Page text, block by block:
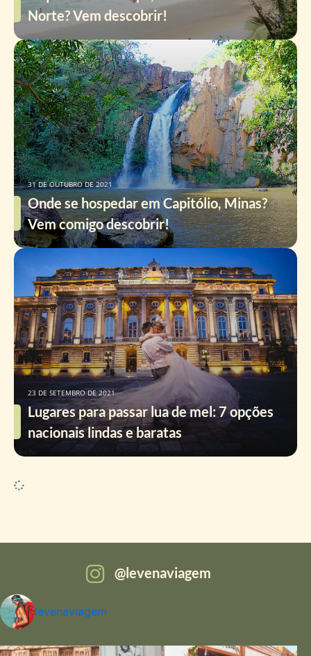
Norte? Vem descobrir!
Onde se hospedar em Capitólio, Minas?
Vem comigo descobrir!
31 DE OUTUBRO DE 2021
Lugares para passar lua de mel: 7 opções
nacionais lindas e baratas
23 DE SETEMBRO DE 2021
levenaviagem
levenaviagem